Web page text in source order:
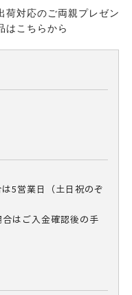
荷対応のご両親プレゼン
はこちらから
5営業日（土日祝のぞ
はご入金確認後の手